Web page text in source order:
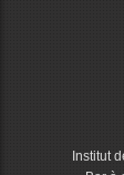
Institut